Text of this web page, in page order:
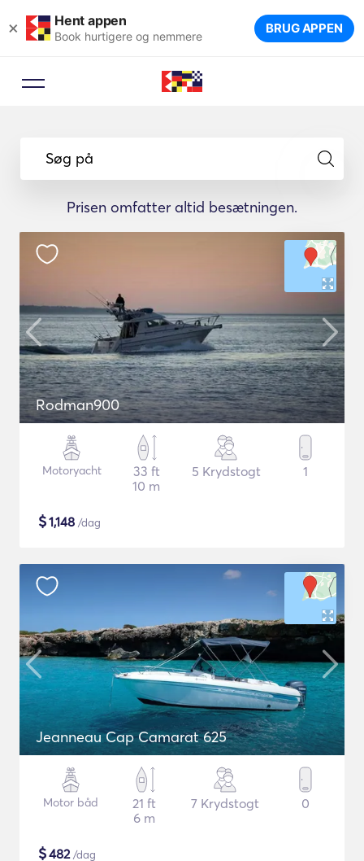
× Hent appen
Book hurtigere og nemmere BRUG APPEN
Søg på
Prisen omfatter altid besætningen.
Rodman900
Motoryacht
33 ft
10 m
5 Krydstogt 1
$1,148 /dag
Jeanneau Cap Camarat 625
Motor båd
21 ft
6 m
7 Krydstogt 0
$482/dag